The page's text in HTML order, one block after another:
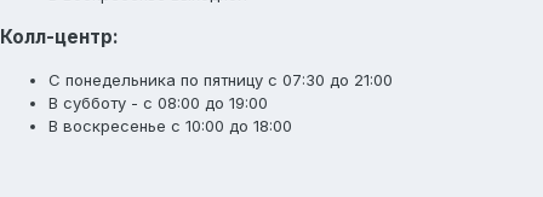
Колл-центр:
С понедельника по пятницу с 07:30 до 21:00
В субботу - с 08:00 до 19:00
В воскресенье с 10:00 до 18:00